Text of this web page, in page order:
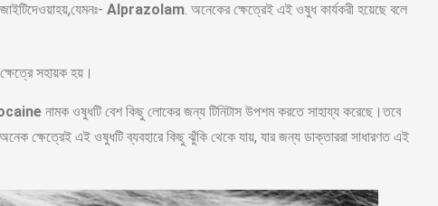
Alprazolam. অনেকের ক্ষেত্রেই এই ওষুধ কার্যকরী হয়েছে বলে
সহায়ক হয়।
নামক ওষুধটি বেশ কিছু লোকের জন্য টিনিটাস উপশম করতে সাহায্য করেছে।তবে
ক্ষেত্রেই এই ওষুধটি ব্যবহারে কিছু ঝুঁকি থেকে যায়, যার জন্য ডাক্তাররা সাধারণত এই